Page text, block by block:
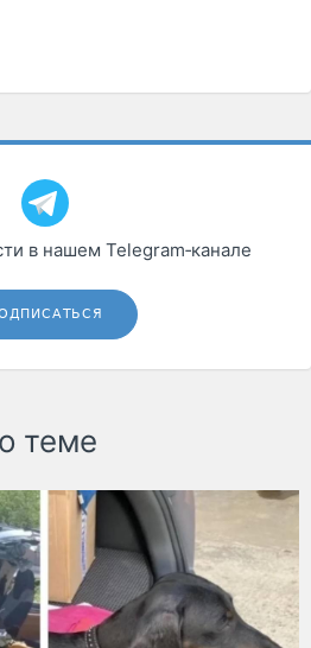
в нашем Telegram‑канале
теме